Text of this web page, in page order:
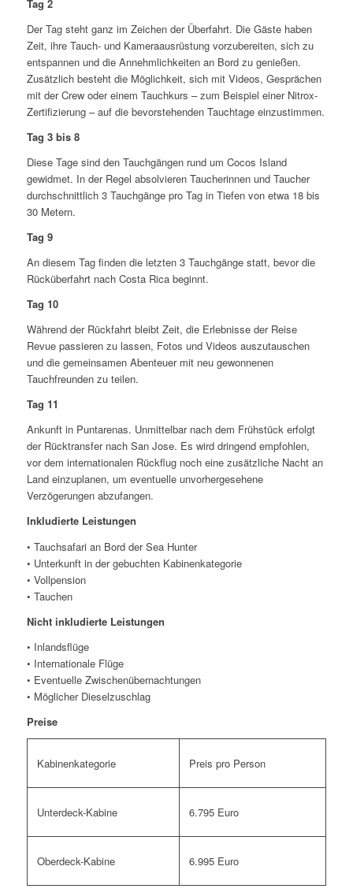
Tag 2
Der Tag steht ganz im Zeichen der Überfahrt. Die Gäste haben
Zeit, ihre Tauch- und Kameraausrüstung vorzubereiten, sich zu
entspannen und die Annehmlichkeiten an Bord zu genießen.
Zusätzlich besteht die Möglichkeit, sich mit Videos, Gesprächen
mit der Crew oder einem Tauchkurs – zum Beispiel einer Nitrox-
Zertifizierung – auf die bevorstehenden Tauchtage einzustimmen.
Tag 3 bis 8
Diese Tage sind den Tauchgängen rund um Cocos Island
gewidmet. In der Regel absolvieren Taucherinnen und Taucher
durchschnittlich 3 Tauchgänge pro Tag in Tiefen von etwa 18 bis
30 Metern.
Tag 9
An diesem Tag finden die letzten 3 Tauchgänge statt, bevor die
Rücküberfahrt nach Costa Rica beginnt.
Tag 10
Während der Rückfahrt bleibt Zeit, die Erlebnisse der Reise
Revue passieren zu lassen, Fotos und Videos auszutauschen
und die gemeinsamen Abenteuer mit neu gewonnenen
Tauchfreunden zu teilen.
Tag 11
Ankunft in Puntarenas. Unmittelbar nach dem Frühstück erfolgt
der Rücktransfer nach San Jose. Es wird dringend empfohlen,
vor dem internationalen Rückflug noch eine zusätzliche Nacht an
Land einzuplanen, um eventuelle unvorhergesehene
Verzögerungen abzufangen.
Inkludierte Leistungen
• Tauchsafari an Bord der Sea Hunter
• Unterkunft in der gebuchten Kabinenkategorie
• Vollpension
• Tauchen
Nicht inkludierte Leistungen
• Inlandsflüge
• Internationale Flüge
• Eventuelle Zwischenübernachtungen
• Möglicher Dieselzuschlag
Preise
Kabinenkategorie Preis pro Person
Unterdeck-Kabine 6.795 Euro
Oberdeck-Kabine 6.995 Euro